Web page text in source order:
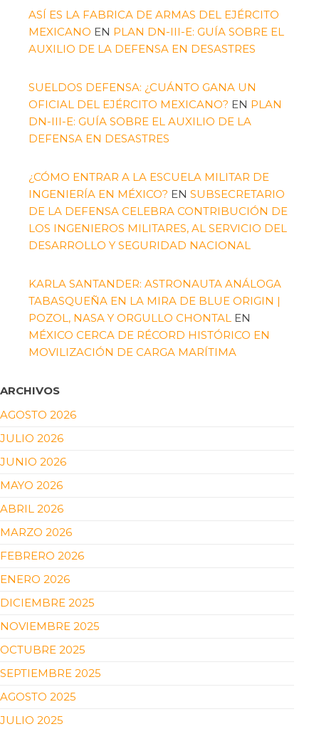
ASÍ ES LA FABRICA DE ARMAS DEL EJÉRCITO
MEXICANO EN PLAN DN-III-E: GUÍA SOBRE EL
AUXILIO DE LA DEFENSA EN DESASTRES
SUELDOS DEFENSA: ¿CUÁNTO GANA UN
OFICIAL DEL EJÉRCITO MEXICANO? EN PLAN
DN-III-E: GUÍA SOBRE EL AUXILIO DE LA
DEFENSA EN DESASTRES
¿CÓMO ENTRAR A LA ESCUELA MILITAR DE
INGENIERÍA EN MÉXICO? EN SUBSECRETARIO
DE LA DEFENSA CELEBRA CONTRIBUCIÓN DE
LOS INGENIEROS MILITARES, AL SERVICIO DEL
DESARROLLO Y SEGURIDAD NACIONAL
KARLA SANTANDER: ASTRONAUTA ANÁLOGA
TABASQUEÑA EN LA MIRA DE BLUE ORIGIN |
POZOL, NASA Y ORGULLO CHONTAL EN
MÉXICO CERCA DE RÉCORD HISTÓRICO EN
MOVILIZACIÓN DE CARGA MARÍTIMA
ARCHIVOS
AGOSTO 2026
JULIO 2026
JUNIO 2026
MAYO 2026
ABRIL 2026
MARZO 2026
FEBRERO 2026
ENERO 2026
DICIEMBRE 2025
NOVIEMBRE 2025
OCTUBRE 2025
SEPTIEMBRE 2025
AGOSTO 2025
JULIO 2025